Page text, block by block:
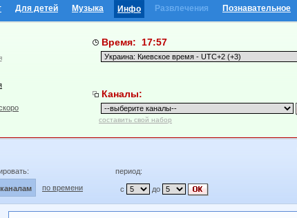
Для детей Музыка Инфо Развлечения Познавательное
Время: 17:57
Каналы:
составить свой набор
по времени
период:
с до